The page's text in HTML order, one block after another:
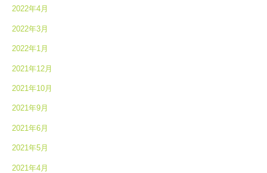
2022年4月
2022年3月
2022年1月
2021年12月
2021年10月
2021年9月
2021年6月
2021年5月
2021年4月